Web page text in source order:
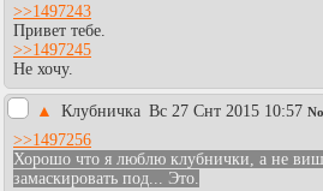
>>1497243
Привет тебе.
>>1497245
Не хочу.
▲ Клубничка Вc 27 Снт 2015 10:57
>>1497256
Хорошо что я люблю клубнички, а не
замаскировать под... Это.